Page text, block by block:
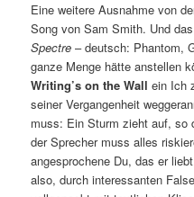
Eine weitere Ausnahme von
Song von Sam Smith. Und
Spectre – deutsch: Phantom,
ganze Menge hätte anstellen
Writing’s on the Wall ein Ich
seiner Vergangenheit
muss: Ein Sturm zieht auf, so
der Sprecher muss alles
angesprochene Du, das er
also, durch interessanten